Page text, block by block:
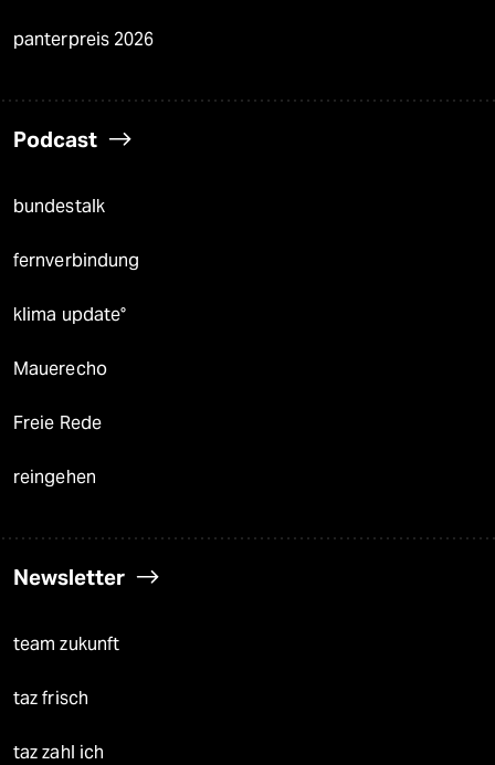
panterpreis 2026
Podcast
bundestalk
fernverbindung
klima update°
Mauerecho
Freie Rede
reingehen
Newsletter
team zukunft
taz frisch
taz zahl ich